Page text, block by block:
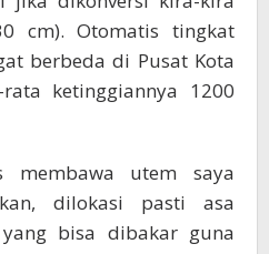
cm). Otomatis tingkat
berbeda di Pusat Kota
ketinggiannya 1200
membawa utem saya
dilokasi pasti asa
bisa dibakar guna